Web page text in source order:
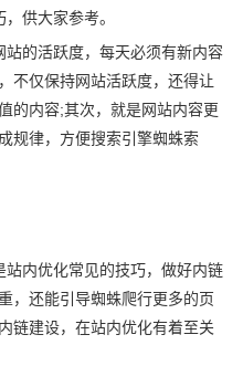
供大家参考。
的活跃度，每天必须有新内容
不仅保持网站活跃度，还得让
的内容;其次，就是网站内容更
规律，方便搜索引擎蜘蛛索
内优化常见的技巧，做好内链
，还能引导蜘蛛爬行更多的页
链建设，在站内优化有着至关